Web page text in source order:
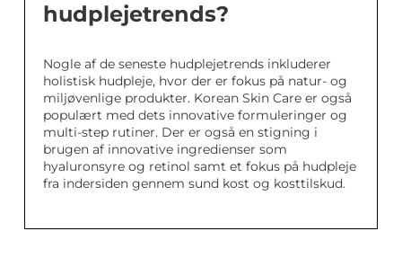
hudplejetrends?
Nogle af de seneste hudplejetrends inkluderer
holistisk hudpleje, hvor der er fokus på natur- og
miljøvenlige produkter. Korean Skin Care er også
populært med dets innovative formuleringer og
multi-step rutiner. Der er også en stigning i
brugen af innovative ingredienser som
hyaluronsyre og retinol samt et fokus på hudpleje
fra indersiden gennem sund kost og kosttilskud.